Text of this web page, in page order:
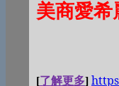
美商愛希
[了解更多]